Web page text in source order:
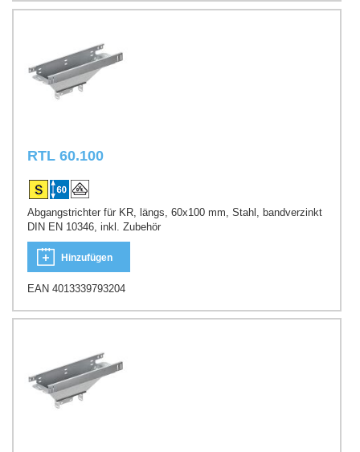
RTL 60.100
Abgangstrichter für KR, längs, 60x100 mm, Stahl, bandverzinkt
DIN EN 10346, inkl. Zubehör
Hinzufügen
EAN 4013339793204